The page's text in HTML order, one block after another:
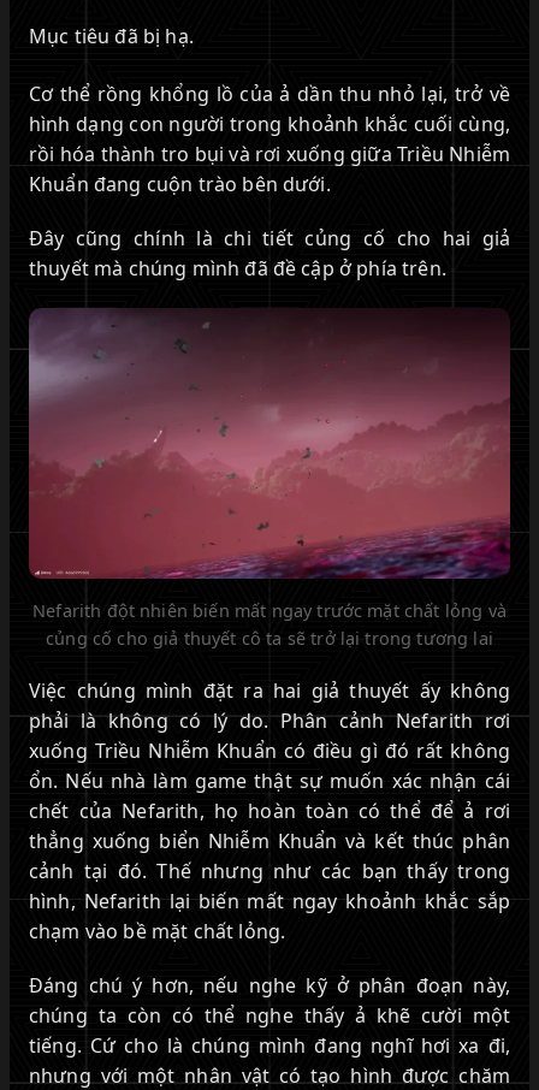
Mục tiêu đã bị hạ.
Cơ thể rồng khổng lồ của ả dần thu nhỏ lại, trở về
hình dạng con người trong khoảnh khắc cuối cùng,
rồi hóa thành tro bụi và rơi xuống giữa Triều Nhiễm
Khuẩn đang cuộn trào bên dưới.
Đây cũng chính là chi tiết củng cố cho hai giả
thuyết mà chúng mình đã đề cập ở phía trên.
Nefarith đột nhiên biến mất ngay trước mặt chất lỏng và
củng cố cho giả thuyết cô ta sẽ trở lại trong tương lai
Việc chúng mình đặt ra hai giả thuyết ấy không
phải là không có lý do. Phân cảnh Nefarith rơi
xuống Triều Nhiễm Khuẩn có điều gì đó rất không
ổn. Nếu nhà làm game thật sự muốn xác nhận cái
chết của Nefarith, họ hoàn toàn có thể để ả rơi
thẳng xuống biển Nhiễm Khuẩn và kết thúc phân
cảnh tại đó. Thế nhưng như các bạn thấy trong
hình, Nefarith lại biến mất ngay khoảnh khắc sắp
chạm vào bề mặt chất lỏng.
Đáng chú ý hơn, nếu nghe kỹ ở phân đoạn này,
chúng ta còn có thể nghe thấy ả khẽ cười một
tiếng. Cứ cho là chúng mình đang nghĩ hơi xa đi,
nhưng với một nhân vật có tạo hình được chăm